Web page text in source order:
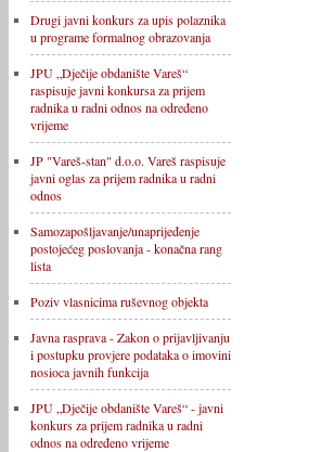
Drugi javni konkurs za upis polaznika
u programe formalnog obrazovanja
JPU „Dječije obdanište Vareš“
raspisuje javni konkursa za prijem
radnika u radni odnos na određeno
vrijeme
JP "Vareš-stan" d.o.o. Vareš raspisuje
javni oglas za prijem radnika u radni
odnos
Samozapošljavanje/unaprijeđenje
postojećeg poslovanja - konačna rang
lista
Poziv vlasnicima ruševnog objekta
Javna rasprava - Zakon o prijavljivanju
i postupku provjere podataka o imovini
nosioca javnih funkcija
JPU „Dječije obdanište Vareš“ - javni
konkurs za prijem radnika u radni
odnos na određeno vrijeme